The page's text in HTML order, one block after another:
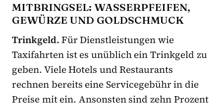
MITBRINGSEL: WASSERPFEIFEN,
GEWÜRZE UND GOLDSCHMUCK
Trinkgeld.Für Dienstleistungen wie
Taxifahrten ist es unüblich ein Trinkgeld zu
geben. Viele Hotels und Restaurants
rechnen bereits eine Servicegebühr in die
Preise mit ein. Ansonsten sind zehn Prozent